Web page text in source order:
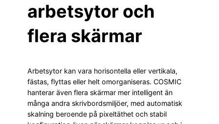
arbetsytor och
flera skärmar
Arbetsytor kan vara horisontella eller vertikala,
fästas, flyttas eller helt omorganiseras. COSMIC
hanterar även flera skärmar mer intelligent än
många andra skrivbordsmiljöer, med automatisk
skalning beroende på pixeltäthet och stabil